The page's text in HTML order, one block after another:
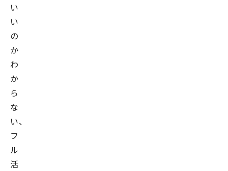
い
い
の
か
わ
か
ら
な
い、
フ
ル
活